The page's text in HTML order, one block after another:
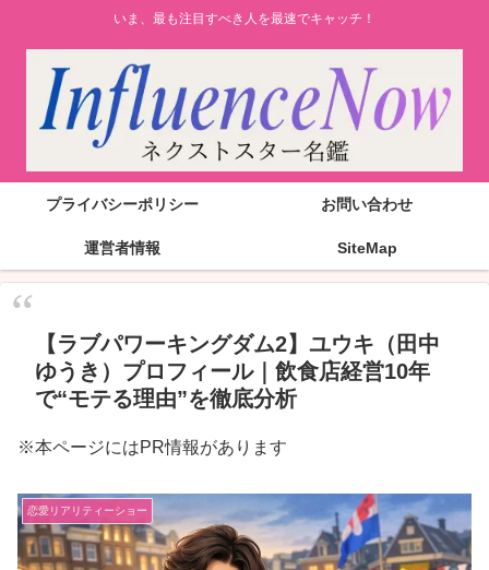
いま、最も注目すべき人を最速でキャッチ！
プライバシーポリシー お問い合わせ
運営者情報 SiteMap
【ラブパワーキングダム2】ユウキ（田中
ゆうき）プロフィール｜飲食店経営10年
で“モテる理由”を徹底分析
※本ページにはPR情報があります
恋愛リアリティーショー